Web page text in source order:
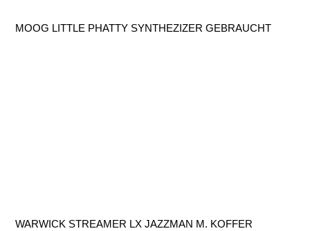
MOOG LITTLE PHATTY SYNTHEZIZER GEBRAUCHT
WARWICK STREAMER LX JAZZMAN M. KOFFER